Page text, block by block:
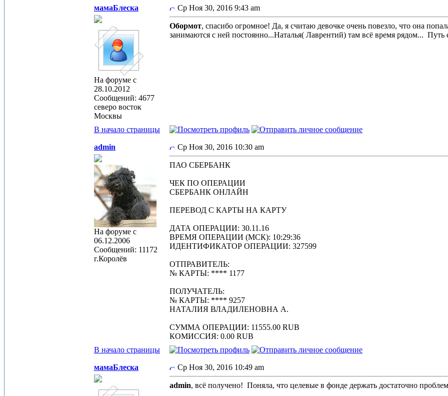
мамаБлеска
На форуме с
28.10.2012
Сообщений: 4677
северо восток
Москвы
Ср Ноя 30, 2016 9:43 am
Обормот, спасибо огромное! Да, я считаю девочке очень повезло, что она
занимаются с ней постоянно...Наталья( Лаврентий) там всё время рядом... Путь
В начало страницы
admin
На форуме с
06.12.2006
Сообщений: 11172
г.Королёв
Ср Ноя 30, 2016 10:30 am
ПАО СБЕРБАНК
ЧЕК ПО ОПЕРАЦИИ
СБЕРБАНК ОНЛАЙН
ПЕРЕВОД С КАРТЫ НА КАРТУ
ДАТА ОПЕРАЦИИ: 30.11.16
ВРЕМЯ ОПЕРАЦИИ (МСК): 10:29:36
ИДЕНТИФИКАТОР ОПЕРАЦИИ: 327599
ОТПРАВИТЕЛЬ:
№ КАРТЫ: **** 1177
ПОЛУЧАТЕЛЬ:
№ КАРТЫ: **** 9257
НАТАЛИЯ ВЛАДИЛЕНОВНА А.
СУММА ОПЕРАЦИИ: 11555.00 RUB
КОМИССИЯ: 0.00 RUB
В начало страницы
мамаБлеска Ср Ноя 30, 2016 10:49 am
admin, всё получено! Поняла, что целевые в фонде держать достаточно